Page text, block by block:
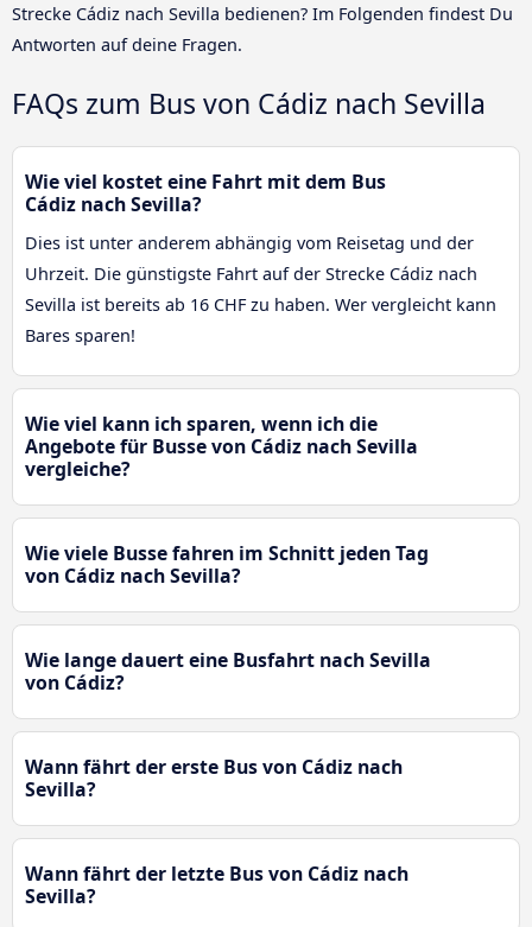
Strecke Cádiz nach Sevilla bedienen? Im Folgenden findest Du
Antworten auf deine Fragen.
FAQs zum Bus von Cádiz nach Sevilla
Wie viel kostet eine Fahrt mit dem Bus
Cádiz nach Sevilla?
Dies ist unter anderem abhängig vom Reisetag und der
Uhrzeit. Die günstigste Fahrt auf der Strecke Cádiz nach
Sevilla ist bereits ab 16 CHF zu haben. Wer vergleicht kann
Bares sparen!
Wie viel kann ich sparen, wenn ich die
Angebote für Busse von Cádiz nach Sevilla
vergleiche?
Wie viele Busse fahren im Schnitt jeden Tag
von Cádiz nach Sevilla?
Wie lange dauert eine Busfahrt nach Sevilla
von Cádiz?
Wann fährt der erste Bus von Cádiz nach
Sevilla?
Wann fährt der letzte Bus von Cádiz nach
Sevilla?